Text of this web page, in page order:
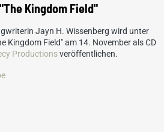
Kingdom Field"
Jayn H. Wissenberg wird unter
Kingdom Field" am 14. November als CD
Productionsveröffentlichen.